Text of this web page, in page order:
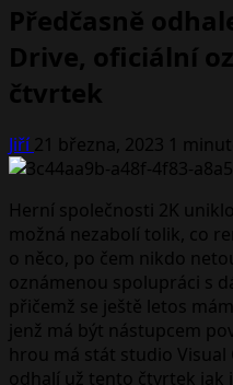
Předčasně
Drive, oficiální
čtvrtek
Jiří21 března, 2023 1
Herní společnosti 2K
možná nezabolí tolik, co
o něco, po čem nikdo
oznámenou spolupráci s
přičemž se ještě letos
jenž má být nástupcem
hrou má stát studio
odhalí už tento čtvrtek jak